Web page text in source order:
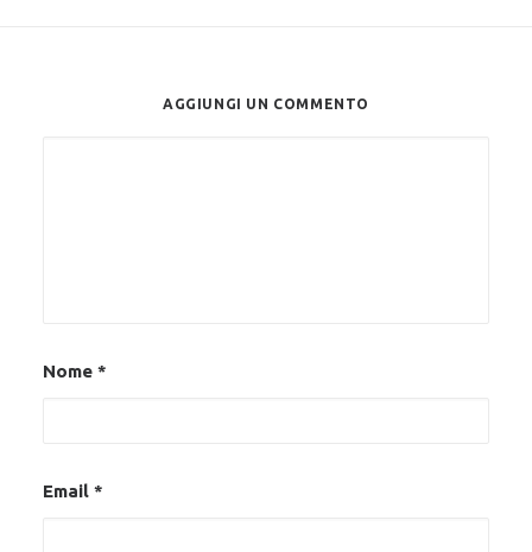
AGGIUNGI UN COMMENTO
Nome *
Email *